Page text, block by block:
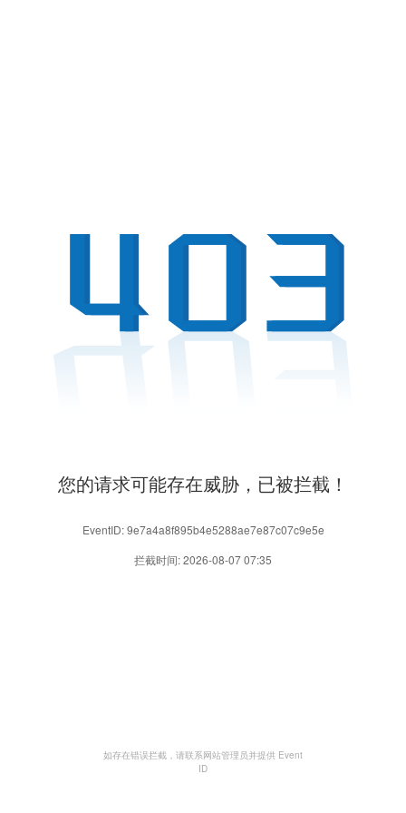
您的请求可能存在威胁，已被拦截！
EventID: 9e7a4a8f895b4e5288ae7e87c07c9e5e
拦截时间: 2026-08-07 07:35
如存在错误拦截，请联系网站管理员并提供 Event
ID